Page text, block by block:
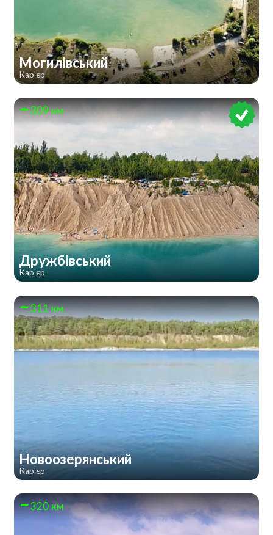
Могилівський
Кар'єр
309 км
Дружбівський
Кар'єр
311 км
Новоозерянський
Кар'єр
320 км